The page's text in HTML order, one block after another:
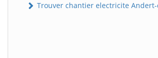
Trouver chantier electricite